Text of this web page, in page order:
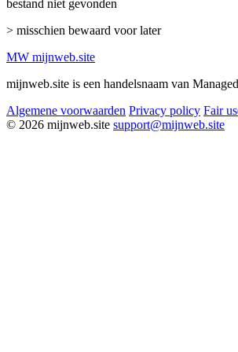
bestand niet gevonden
> misschien bewaard voor later
MW mijnweb.site
mijnweb.site is een handelsnaam van
Algemene voorwaarden Privacy policy Fair
© 2026 mijnweb.site support@mijnweb.site